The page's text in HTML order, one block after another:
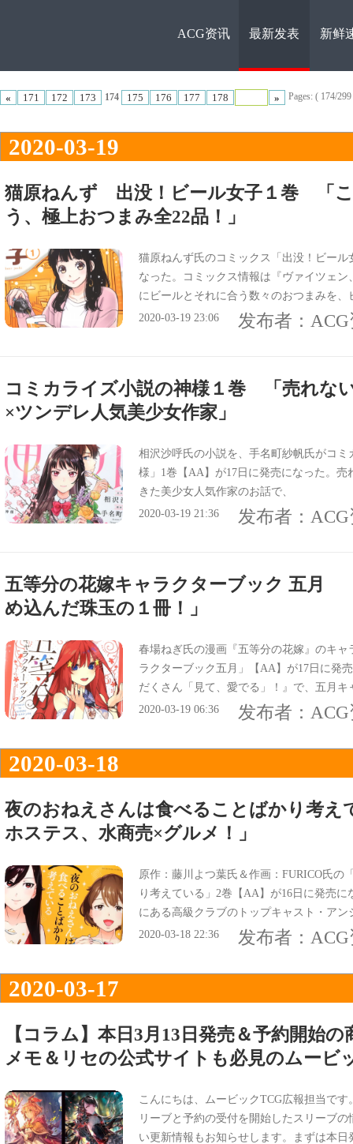
ACG资
ACG资讯 最新发表 新鲜
« 171 172 173 174 175 176 177 178 » Pages: ( 174/
2020-03-19
猫原ねんず 出没！ビール女子１巻 「
う、極上おつまみ全22品！」
猫原ねんず氏のコミックス「出没！ビー
なった。コミックス情報は『ヴァイツェ
にビールとそれに合う数々のおつまみを
す！』で、
2020-03-19 23:06 发布者：
コミカライズ小説の神様１巻 「売れな
×ツンデレ人気美少女作家」
相沢沙呼氏の小説を、手名町紗帆氏がコ
様」1巻【AA】が17日に発売になった。
きた美少女人気作家のお話で、
2020-03-19 21:36
发布者：
五等分の花嫁キャラクターブック 五月
め込んだ珠玉の１冊！」
春場ねぎ氏の漫画『五等分の花嫁』のキ
ラクターブック五月」【AA】が17日に発
だくさん「見て、愛でる」！』で、五月
知は『シリーズはこちらで最後！五月の
2020-03-19 06:36 发布者：
2020-03-18
夜のおねえさんは食べることばかり考
ホステス、水商売×グルメ！」
原作：藤川よつ葉氏＆作画：FURICO氏の
り考えている」2巻【AA】が16日に発売
にある高級クラブのトップキャスト・ア
人・すずの教育係』で、
2020-03-18 22:36 发布者：
2020-03-17
【コラム】本日3月13日発売＆予約開始
メモ＆リセの公式サイトも必見のムービ
こんにちは、ムービックTCG広報担当で
リーブと予約の受付を開始したスリーブ
い更新情報もお知らせします。まずは本